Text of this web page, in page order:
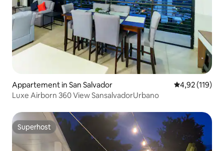
Appartement in San Salvador Gemiddelde
4,92 (119)
Luxe Airborn 360 View SansalvadorUrbano
Superhost
Superhost